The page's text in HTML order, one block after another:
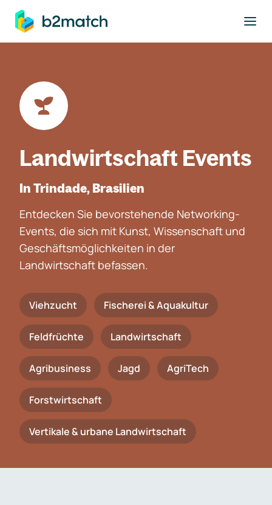
springen
Landwirtschaft Events
In Trindade, Brasilien
Entdecken Sie bevorstehende Networking-
Events, die sich mit Kunst, Wissenschaft und
Geschäftsmöglichkeiten in der
Landwirtschaft befassen.
Viehzucht Fischerei & Aquakultur
Feldfrüchte Landwirtschaft
Agribusiness Jagd AgriTech
Forstwirtschaft
Vertikale & urbane Landwirtschaft